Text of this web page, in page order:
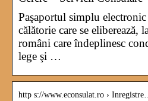
Paşaportul simplu
călătorie care se eliberează,
români care îndeplinesc
lege şi …
http s://www.econsulat.ro › Inregistre…